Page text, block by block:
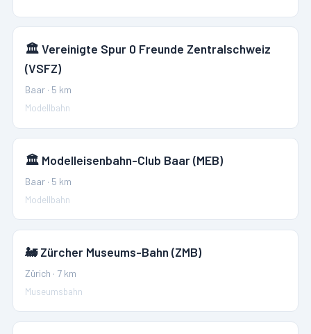
🏛️Vereinigte Spur 0 Freunde Zentralschweiz
(VSFZ)
Baar · 5 km
Modellbahn
🏛️ Modelleisenbahn-Club Baar (MEB)
Baar · 5 km
Modellbahn
🚂 Zürcher Museums-Bahn (ZMB)
Zürich · 7 km
Museumsbahn